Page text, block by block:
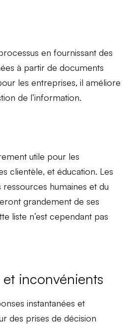
en fournissant des
à partir de documents
les entreprises, il améliore
de l’information.
utile pour les
clientèle, etéducation. Les
ressources humaines et du
grandement de ses
liste n’est cependant pas
et inconvénients
instantanées et
des prises de décision